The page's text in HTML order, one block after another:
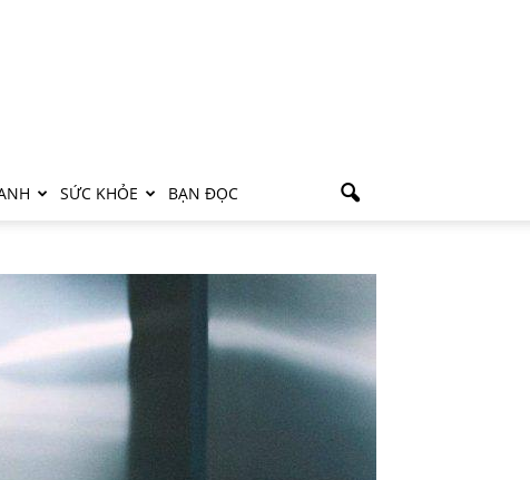
SỨC KHỎE BẠN ĐỌC